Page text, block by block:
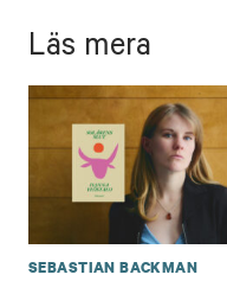
Läs mera
SEBASTIAN BACKMAN